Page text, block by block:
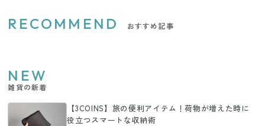
RECOMMEND おすすめ記事
NEW
雑貨の新着
【3COINS】旅の便利アイテム！荷物が増えた時に
役立つスマートな収納術